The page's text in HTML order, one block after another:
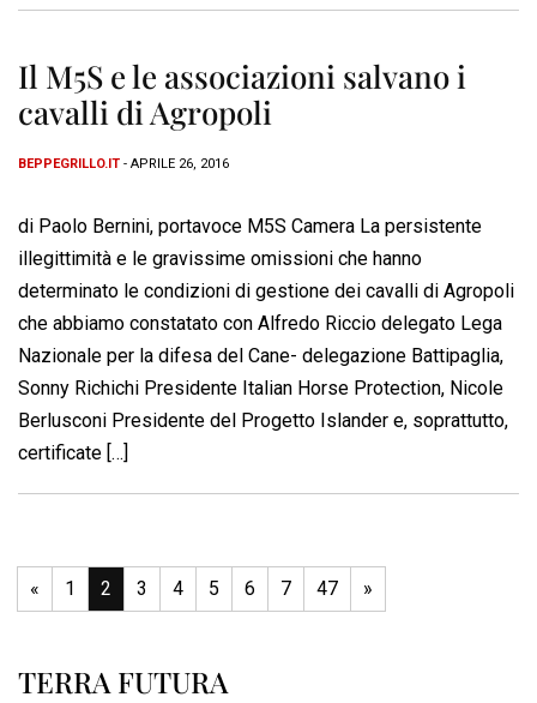
Il M5S e le associazioni salvano i
cavalli di Agropoli
BEPPEGRILLO.IT - APRILE 26, 2016
di Paolo Bernini, portavoce M5S Camera La persistente
illegittimità e le gravissime omissioni che hanno
determinato le condizioni di gestione dei cavalli di Agropoli
che abbiamo constatato con Alfredo Riccio delegato Lega
Nazionale per la difesa del Cane- delegazione Battipaglia,
Sonny Richichi Presidente Italian Horse Protection, Nicole
Berlusconi Presidente del Progetto Islander e, soprattutto,
certificate […]
« 1 2 3 4 5 6 7 47 »
TERRA FUTURA